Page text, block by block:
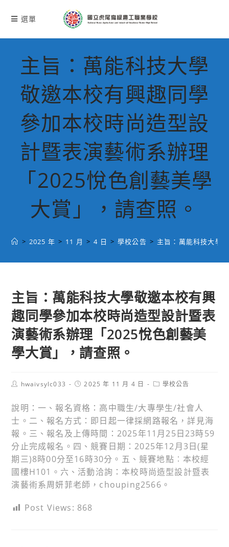
選單
主旨：萬能科技大學
敬邀本校有興趣同學
參加本校時尚造型設
計暨表演藝術系辦理
「2025悅色創藝美學
大賞」，請查照。
> 2025 年 > 11 月 > 4 日 > 學校公告 > 主旨：萬能科技大學
主旨：萬能科技大學敬邀本校有興
趣同學參加本校時尚造型設計暨表
演藝術系辦理「2025悅色創藝美
學大賞」，請查照。
Posthwaivsylc033
Post2025 年 11 月 4 日
Post學校公告
說明：一、報名資格：高中職生/大專學生/社會人
士。二、報名方式：即日起一律採網路報名，詳見海
報。三、報名及上傳時間：2025年11月25日23時59
分止完成報名。四、競賽日期：2025年12月3日(星
期三)8時00分至16時30分。五、競賽地點︰本校經
國樓H101。六、活動洽詢：本校時尚造型設計暨表
演藝術系周妍菲老師，chouping2566。
Post Views: 868